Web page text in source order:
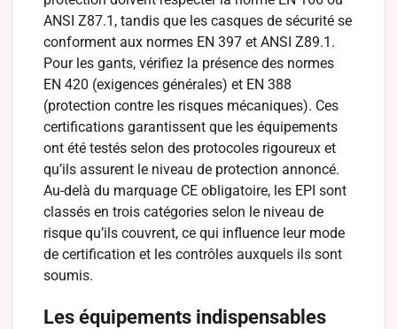
ANSI Z87.1, tandis que les casques de sécurité se
conforment aux normes EN 397 et ANSI Z89.1.
Pour les gants, vérifiez la présence des normes
EN 420 (exigences générales) et EN 388
(protection contre les risques mécaniques). Ces
certifications garantissent que les équipements
ont été testés selon des protocoles rigoureux et
qu’ils assurent le niveau de protection annoncé.
Au-delà du marquage CE obligatoire, les EPI sont
classés en trois catégories selon le niveau de
risque qu’ils couvrent, ce qui influence leur mode
de certification et les contrôles auxquels ils sont
soumis.
Les équipements indispensables